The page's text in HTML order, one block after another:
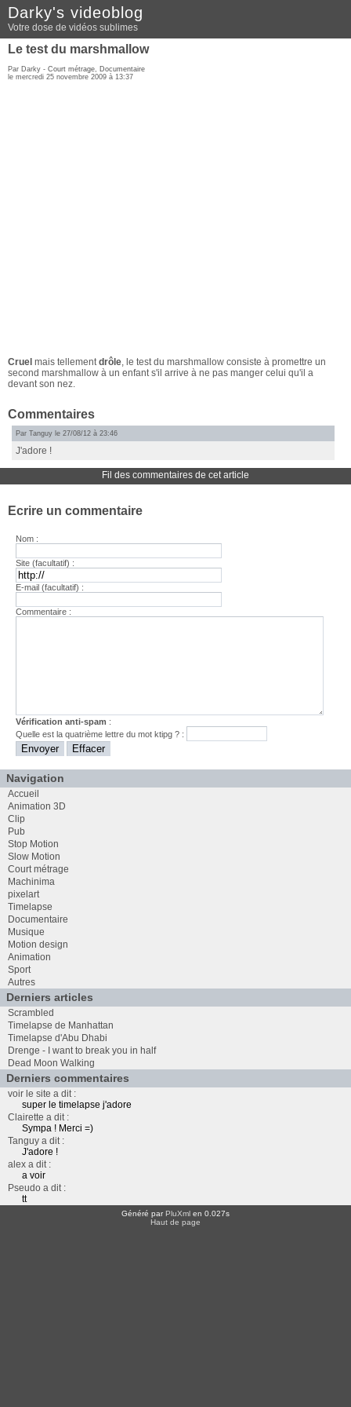
Darky's videoblog
Votre dose de vidéos sublimes
Le test du marshmallow
Par Darky - Court métrage, Documentaire
le mercredi 25 novembre 2009 à 13:37
Cruel mais tellementdrôle, le test du marshmallow consiste à promettre un
second marshmallow à un enfant s'il arrive à ne pas manger celui qu'il a
devant son nez.
Commentaires
Par Tanguy le 27/08/12 à 23:46
J'adore !
Fil des commentaires de cet article
Ecrire un commentaire
Nom :
Site (facultatif) :
E-mail (facultatif) :
Commentaire :
Vérification anti-spam :
Quelle est laquatrième lettre du motktipg ? :
Navigation
Accueil
Animation 3D
Clip
Pub
Stop Motion
Slow Motion
Court métrage
Machinima
pixelart
Timelapse
Documentaire
Musique
Motion design
Animation
Sport
Autres
Derniers articles
Scrambled
Timelapse de Manhattan
Timelapse d'Abu Dhabi
Drenge - I want to break you in half
Dead Moon Walking
Derniers commentaires
voir le site a dit :
super le timelapse j'adore
Clairette a dit :
Sympa ! Merci =)
Tanguy a dit :
J'adore !
alex a dit :
a voir
Pseudo a dit :
tt
Généré parPluXml en 0.027s
Haut de page